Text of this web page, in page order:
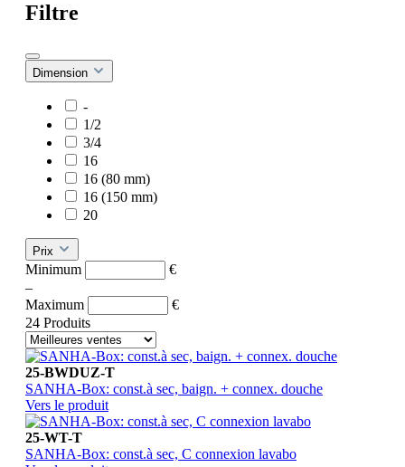
Filtre
Dimension
-
1/2
3/4
16
16 (80 mm)
16 (150 mm)
20
Prix
Minimum
€
–
Maximum
€
24 Produits
25-BWDUZ-T
SANHA-Box: const.à sec, baign. + connex. douche
Vers le produit
25-WT-T
SANHA-Box: const.à sec, C connexion lavabo